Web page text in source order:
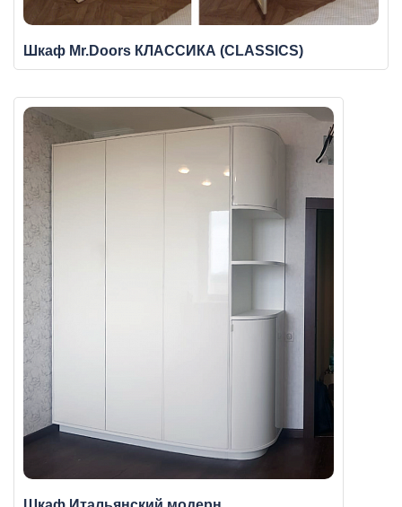
Шкаф Mr.Doors КЛАССИКА (CLASSICS)